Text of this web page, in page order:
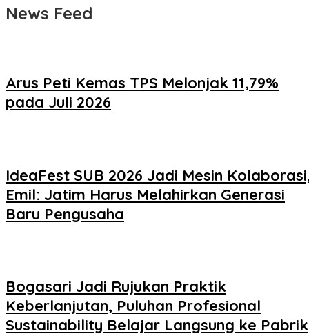
News Feed
Arus Peti Kemas TPS Melonjak 11,79%
pada Juli 2026
IdeaFest SUB 2026 Jadi Mesin
Emil: Jatim Harus Melahirkan Generasi
Baru Pengusaha
Bogasari Jadi Rujukan Praktik
Keberlanjutan, Puluhan Profesional
Sustainability Belajar Langsung ke Pabrik